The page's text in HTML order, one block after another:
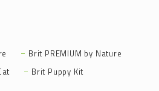
Brit PREMIUM by Nature
Brit Puppy Kit